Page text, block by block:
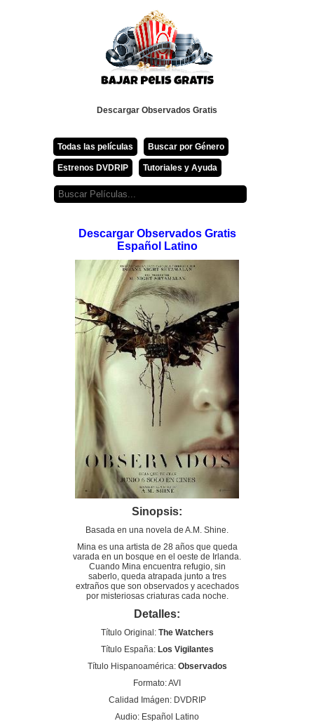
Descargar Observados Gratis
Todas las películas Buscar por Género
Estrenos DVDRIP Tutoriales y Ayuda
Descargar Observados Gratis
Español Latino
Sinopsis:
Basada en una novela de A.M. Shine.
Mina es una artista de 28 años que queda
varada en un bosque en el oeste de Irlanda.
Cuando Mina encuentra refugio, sin
saberlo, queda atrapada junto a tres
extraños que son observados y acechados
por misteriosas criaturas cada noche.
Detalles:
Título Original: The Watchers
Título España: Los Vigilantes
Título Hispanoamérica: Observados
Formato: AVI
Calidad Imágen: DVDRIP
Audio: Español Latino